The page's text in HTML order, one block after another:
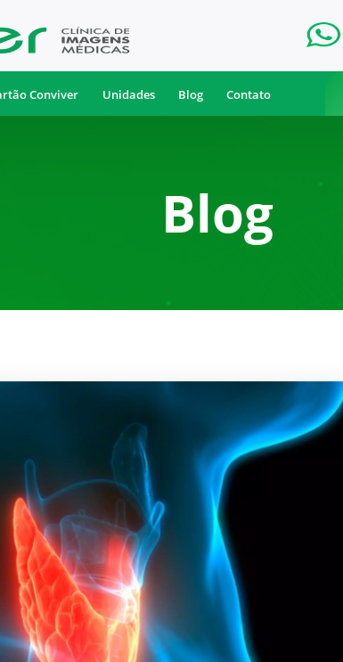
Conviver Unidades Blog Contato
Blog